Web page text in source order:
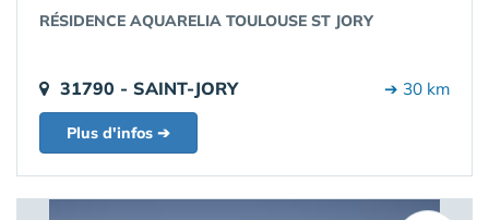
RÉSIDENCE AQUARELIA TOULOUSE ST JORY
31790 - SAINT-JORY ➔ 30 km
Plus d'infos ➔